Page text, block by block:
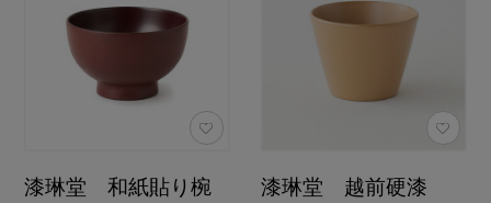
漆琳堂 和紙貼り椀
漆琳堂 越前硬漆